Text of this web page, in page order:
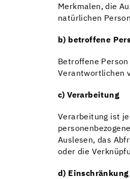
Merkmalen, die
natürlichen
b) betroffene
Betroffene
Verantwortlichen
c) Verarbeitung
Verarbeitung ist
Auslesen, das
oder die
d)